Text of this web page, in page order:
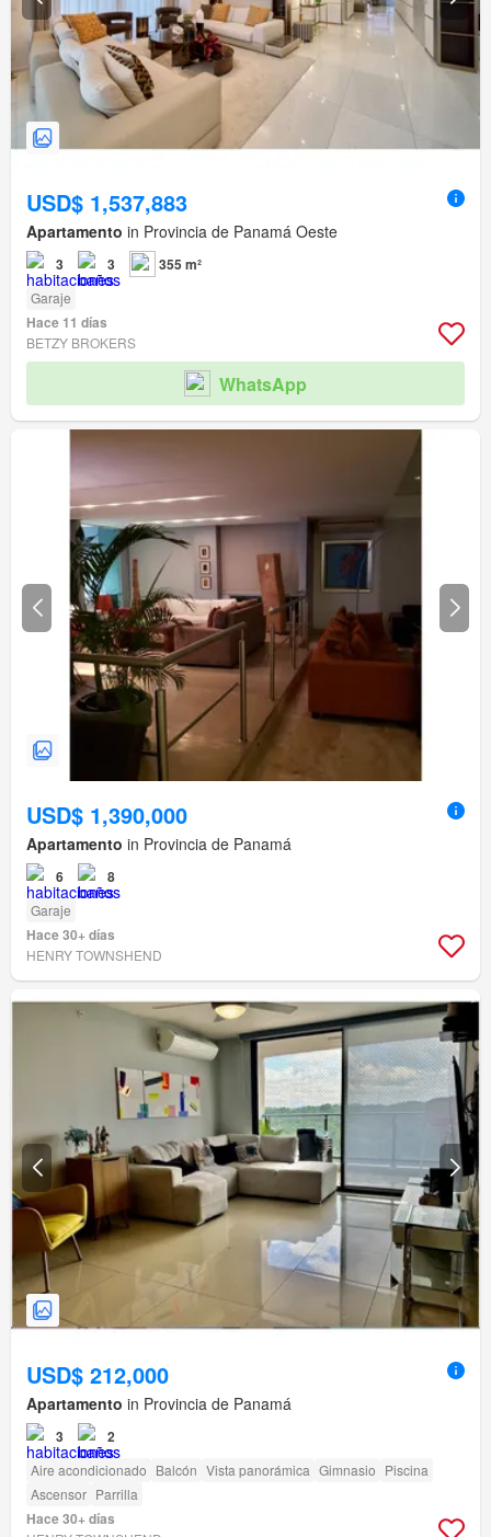
USD$ 1,537,883
Apartamento in Provincia de Panamá Oeste
3 3 355 m²
Garaje
Hace 11 días
BETZY BROKERS
WhatsApp
USD$ 1,390,000
Apartamento in Provincia de Panamá
6 8
Garaje
Hace 30+ días
HENRY TOWNSHEND
USD$ 212,000
Apartamento in Provincia de Panamá
3 2
Aire acondicionado Balcón Vista panorámica Gimnasio Piscina
Ascensor Parrilla
Hace 30+ días